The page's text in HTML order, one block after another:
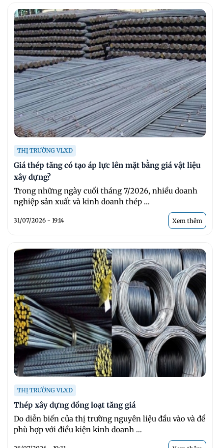
THỊ TRƯỜNG VLXD
Giá thép tăng có tạo áp lực lên mặt bằng giá vật liệu
xây dựng?
Trong những ngày cuối tháng 7/2026, nhiều doanh
nghiệp sản xuất và kinh doanh thép ...
31/07/2026 - 19:14 Xem thêm
THỊ TRƯỜNG VLXD
Thép xây dựng đồng loạt tăng giá
Do diễn biến của thị trường nguyên liệu đầu vào và để
phù hợp với điều kiện kinh doanh ...